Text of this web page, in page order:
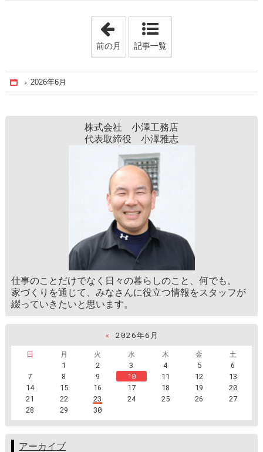
「2026年5月」
前の月 記事一覧
Home
2026年6月
株式会社 小澤工務店
代表取締役 小澤雅志
仕事のことだけでなく日々の暮らしのこと、何でも。
家づくりを通じて、みなさんに役立つ情報をスタッフが
綴っていきたいと思います。
« 2026年6月
日
月 火 水 木 金
土
1
2 3 4 5
6
7
8 9 10 11 12
13
14
15 16 17 18 19
20
21
22 23 24 25 26
27
28
29 30
アーカイブ